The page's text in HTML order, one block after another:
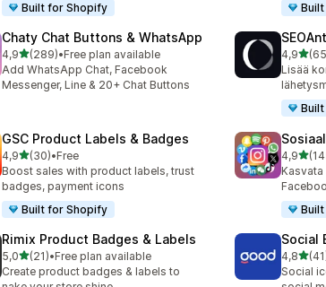
Built for Shopify
Chaty Chat Buttons & WhatsApp
4,9/ 5 tähteä
(289)
289 arvostelua yhteensä
•Free plan available
Add WhatsApp Chat, Facebook
Messenger, Line & 20+ Chat Buttons
4,9/ 5
653
Lisää
GSC Product Labels & Badges
4,9/ 5 tähteä
(30)
30 arvostelua yhteensä
•Free
Boost sales with product labels, trust
badges, payment icons
Built for Shopify
4,9/ 5
145
Rimix Product Badges & Labels
5,0/ 5 tähteä
(21)
21 arvostelua yhteensä
•Free plan available
Create product badges & labels to
Social
4,8/ 5
41
Social